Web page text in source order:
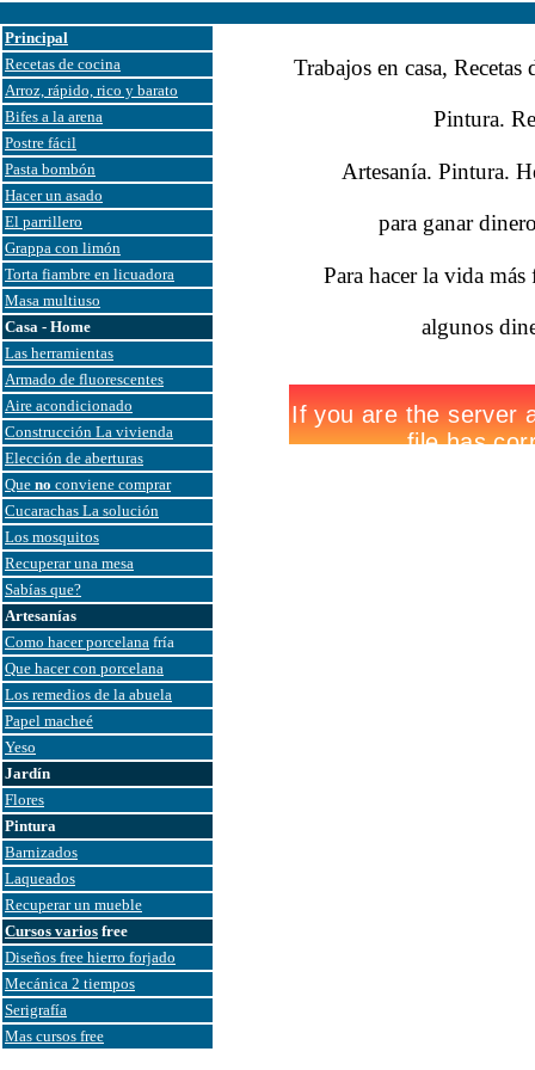
Principal
Recetas de cocina
Arroz, rápido, rico y barato
Bifes a la arena
Postre fácil
Pasta bombón
Hacer un asado
El parrillero
Grappa con limón
Torta fiambre en licuadora
Masa multiuso
Casa - Home
Las herramientas
Armado de fluorescentes
Aire acondicionado
Construcción La vivienda
Elección de aberturas
Que no conviene comprar
Cucarachas La solución
Los mosquitos
Recuperar una mesa
Sabías que?
Artesanías
Como hacer porcelana fría
Que hacer con porcelana
Los remedios de la abuela
Papel macheé
Yeso
Jardín
Flores
Pintura
Barnizados
Laqueados
Recuperar un mueble
Cursos varios free
Diseños free hierro forjado
Mecánica 2 tiempos
Serigrafía
Mas cursos free
Trabajos en casa,
Pintura.
Artesanía. Pintura.
para ganar
Para hacer la vida
algunos